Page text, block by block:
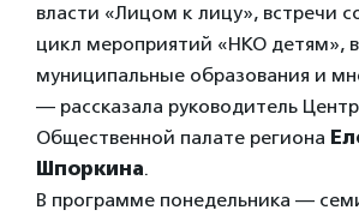
власти «Лицом к лицу», встречи
цикл мероприятий «НКО детям»,
муниципальные образования и
— рассказала руководитель
Общественной палате региона
Шпоркина.
В программе понедельника —